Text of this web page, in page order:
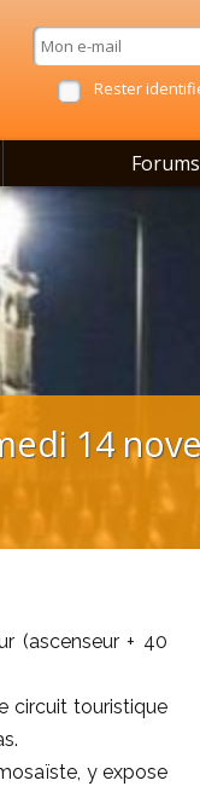
Rester
Forums
14
(ascenseur + 40
circuit touristique
y expose